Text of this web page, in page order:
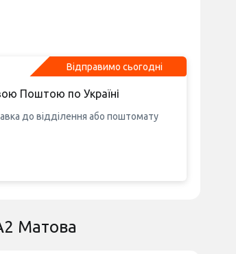
Відправимо сьогодні
Поштою по Україні
до відділення або поштомату
Матова